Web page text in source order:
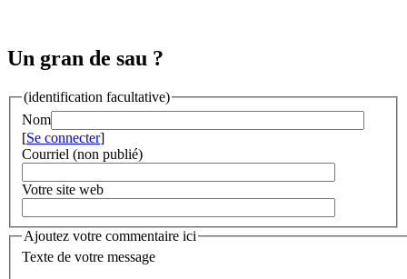
Un gran de sau ?
(identification facultative)
Nom
[Se connecter]
Courriel (non publié)
Votre site web
Ajoutez votre commentaire ici
Texte de votre message